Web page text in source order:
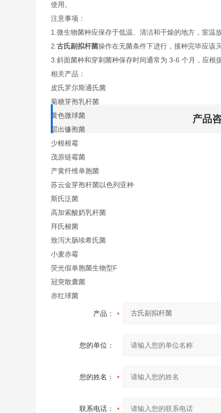
使用。
注意事项：
1.微生物菌种应保存于低温、清洁和干燥的地方，室温
2. 古氏副拟杆菌操作在无菌条件下进行，接种完毕应该
3.斜面菌种和穿刺菌种保存时间通常为 3-6 个月，应
相关产品：
皮氏罗尔斯通氏菌
菊糖芽孢乳杆菌
黄色微球菌
层出镰孢菌
少根根霉
茂原链霉菌
产黄纤维单胞菌
苏云金芽孢杆菌以色列亚种
斯氏泛菌
高加索酸奶乳杆菌
拜氏梭菌
致泻大肠埃希氏菌
小麦赤霉
荧光假单胞菌生物型F
冠突散囊菌
赤红球菌
产品
产品：
您的单位：
您的姓名：
联系电话：